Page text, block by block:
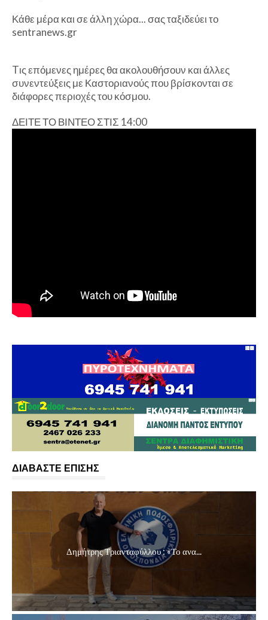
Κάθε μέρα και σε άλλη χώρα... σας ταξιδεύει το
sentranews.gr
Tις επόμενες ημέρες θα ακολουθήσουν και άλλες
συνεντεύξεις με Καστοριανούς που βρίσκονται σε
διάφορες περιοχές του κόσμου.
ΔΕΙΤΕ ΤΟ ΒΙΝΤΕΟ ΣΤΙΣ 14:00
ΔΙΑΒΑΣΤΕ ΕΠΙΣΗΣ
Δημήτρης Τριανταφύλλου : «Το ανα...